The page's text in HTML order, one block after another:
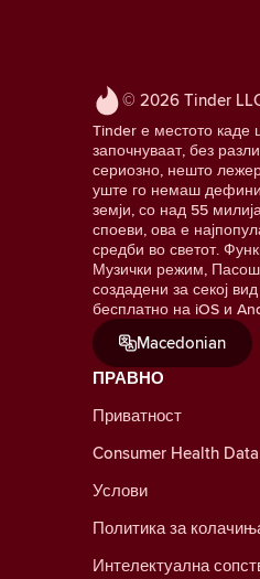
© 2026 Tinder
Tinder е местото каде
започнуваат, без
сериозно, нешто
уште го немаш
земји, со над 55
споеви, ова е
средби во светот.
Музички режим,
создадени за секој
бесплатно на iOS и
Macedonian
ПРАВНО
Приватност
Consumer Health
Услови
Политика за
Интелектуална